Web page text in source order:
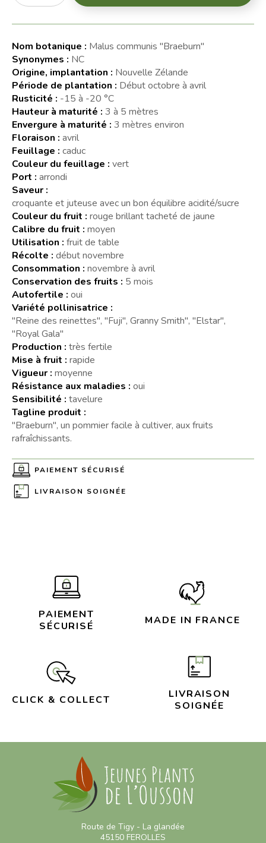
Nom botanique : Malus communis "Braeburn"
Synonymes : NC
Origine, implantation : Nouvelle Zélande
Période de plantation : Début octobre à avril
Rusticité : -15 à -20 °C
Hauteur à maturité : 3 à 5 mètres
Envergure à maturité : 3 mètres environ
Floraison : avril
Feuillage : caduc
Couleur du feuillage : vert
Port : arrondi
Saveur :
croquante et juteuse avec un bon équilibre acidité/sucre
Couleur du fruit : rouge brillant tacheté de jaune
Calibre du fruit : moyen
Utilisation : fruit de table
Récolte : début novembre
Consommation : novembre à avril
Conservation des fruits : 5 mois
Autofertile : oui
Variété pollinisatrice :
"Reine des reinettes", "Fuji", Granny Smith", "Elstar",
"Royal Gala"
Production : très fertile
Mise à fruit : rapide
Vigueur : moyenne
Résistance aux maladies : oui
Sensibilité : tavelure
Tagline produit :
"Braeburn", un pommier facile à cultiver, aux fruits
rafraîchissants.
PAIEMENT SÉCURISÉ
LIVRAISON SOIGNÉE
PAIEMENT
SÉCURISÉ
MADE IN FRANCE
CLICK & COLLECT
LIVRAISON
SOIGNÉE
Route de Tigy - La glandée
45150 FEROLLES